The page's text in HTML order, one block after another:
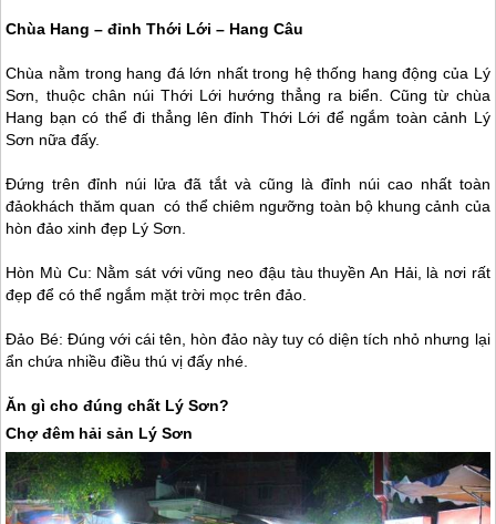
Chùa Hang – đỉnh Thới Lới – Hang Câu
Chùa nằm trong hang đá lớn nhất trong hệ thống hang động của Lý
Sơn, thuộc chân núi Thới Lới hướng thẳng ra biển. Cũng từ chùa
Hang bạn có thể đi thẳng lên đỉnh Thới Lới để ngắm toàn cảnh Lý
Sơn nữa đấy.
Đứng trên đỉnh núi lửa đã tắt và cũng là đỉnh núi cao nhất toàn
đảokhách thăm quan có thể chiêm ngưỡng toàn bộ khung cảnh của
hòn đảo xinh đẹp Lý Sơn.
Hòn Mù Cu: Nằm sát với vũng neo đậu tàu thuyền An Hải, là nơi rất
đẹp để có thể ngắm mặt trời mọc trên đảo.
Đảo Bé: Đúng với cái tên, hòn đảo này tuy có diện tích nhỏ nhưng lại
ẩn chứa nhiều điều thú vị đấy nhé.
Ăn gì cho đúng chất Lý Sơn?
Chợ đêm hải sản Lý Sơn